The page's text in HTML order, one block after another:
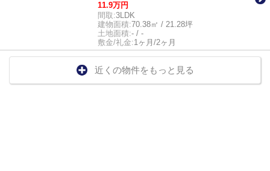
11.9万円
間取:3LDK
建物面積:70.38㎡ / 21.28坪
土地面積:- / -
敷金/礼金:1ヶ月/2ヶ月
近くの物件をもっと見る